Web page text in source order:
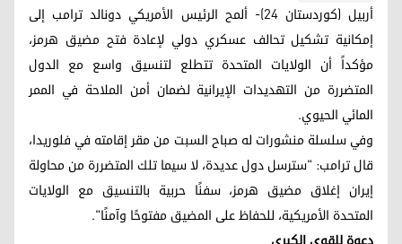
أربيل (كوردستان 24)- ألمح الرئيس الأمريكي دونالد ترامب إلى
إمكانية تشكيل تحالف عسكري دولي لإعادة فتح مضيق هرمز،
مؤكداً أن الولايات المتحدة تتطلع لتنسيق واسع مع الدول
المتضررة من التهديدات الإيرانية لضمان أمن الملاحة في الممر
المائي الحيوي.
وفي سلسلة منشورات له صباح السبت من مقر إقامته في فلوريدا،
قال ترامب: "سترسل دول عديدة، لا سيما تلك المتضررة من محاولة
إيران إغلاق مضيق هرمز، سفنًا حربية بالتنسيق مع الولايات
المتحدة الأمريكية، للحفاظ على المضيق مفتوحًا وآمنًا".